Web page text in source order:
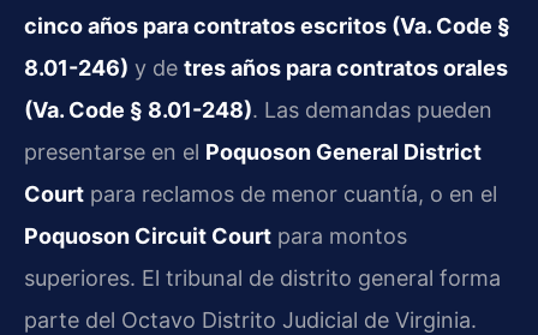
cinco años para contratos escritos (Va. Code §
8.01-246) y de tres años para contratos orales
(Va. Code § 8.01-248). Las demandas pueden
presentarse en el Poquoson General District
Court para reclamos de menor cuantía, o en el
Poquoson Circuit Court para montos
superiores. El tribunal de distrito general forma
parte del Octavo Distrito Judicial de Virginia.